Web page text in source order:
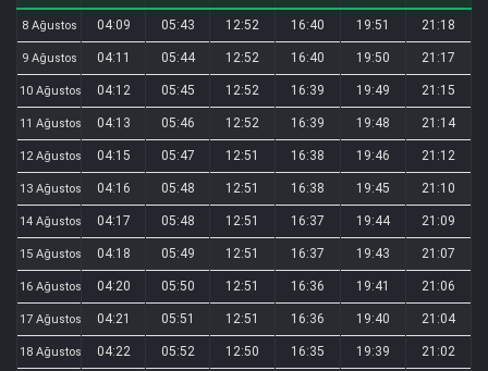
8 Ağustos 04:09 05:43 12:52 16:40 19:51 21:18
9 Ağustos 04:11 05:44 12:52 16:40 19:50 21:17
10 Ağustos 04:12 05:45 12:52 16:39 19:49 21:15
11 Ağustos 04:13 05:46 12:52 16:39 19:48 21:14
12 Ağustos 04:15 05:47 12:51 16:38 19:46 21:12
13 Ağustos 04:16 05:48 12:51 16:38 19:45 21:10
14 Ağustos 04:17 05:48 12:51 16:37 19:44 21:09
15 Ağustos 04:18 05:49 12:51 16:37 19:43 21:07
16 Ağustos 04:20 05:50 12:51 16:36 19:41 21:06
17 Ağustos 04:21 05:51 12:51 16:36 19:40 21:04
18 Ağustos 04:22 05:52 12:50 16:35 19:39 21:02